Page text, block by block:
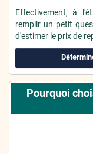
Effectivement, à
remplir un petit
d'estimer le prix de
Pourquoi